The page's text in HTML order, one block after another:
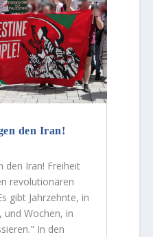
den Iran!
den Iran! Freiheit
revolutionären
gibt Jahrzehnte, in
und Wochen, in
In den